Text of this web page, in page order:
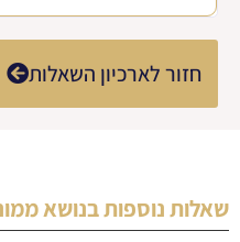
חזור לארכיון השאלות
שאלות נוספות בנושא